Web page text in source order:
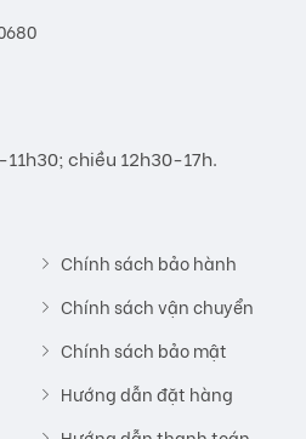
chiều 12h30-17h.
Chính sách bảo hành
Chính sách vận chuyển
Chính sách bảo mật
Hướng dẫn đặt hàng